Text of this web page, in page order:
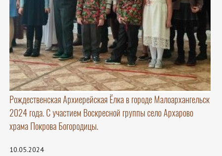
Рождественская Архиерейская Ёлка в городе Малоархангельск
2024 года. С участием Воскресной группы село Архарово
храма Покрова Богородицы.
10.05.2024